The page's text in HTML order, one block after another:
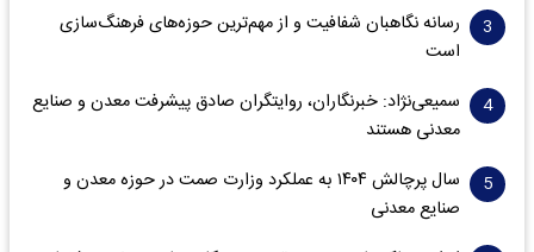
رسانه نگاهبان شفافیت و از مهم‌ترین حوزه‌های فرهنگ‌سازی
است
سمیعی‌نژاد: خبرنگاران، روایتگران صادق پیشرفت معدن و صنایع
معدنی هستند
سال پرچالش ۱۴۰۴ به عملکرد وزارت صمت در حوزه معدن و
صنایع معدنی